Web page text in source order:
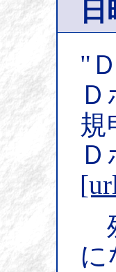
"
規
に